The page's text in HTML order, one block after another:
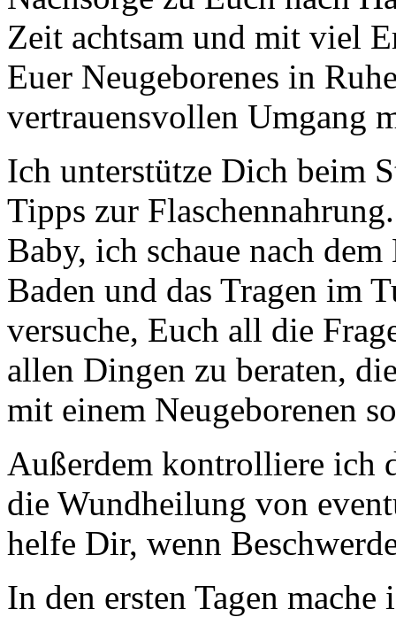
Zeit achtsam und mit viel
Euer Neugeborenes in
vertrauensvollen Umgang
Ich unterstütze Dich beim
Tipps zur
Baby, ich schaue nach
Baden und das Tragen im
versuche, Euch all die
allen Dingen zu beraten,
mit einem Neugeborenen
Außerdem kontrolliere ich
die Wundheilung von
helfe Dir, wenn
In den ersten Tagen